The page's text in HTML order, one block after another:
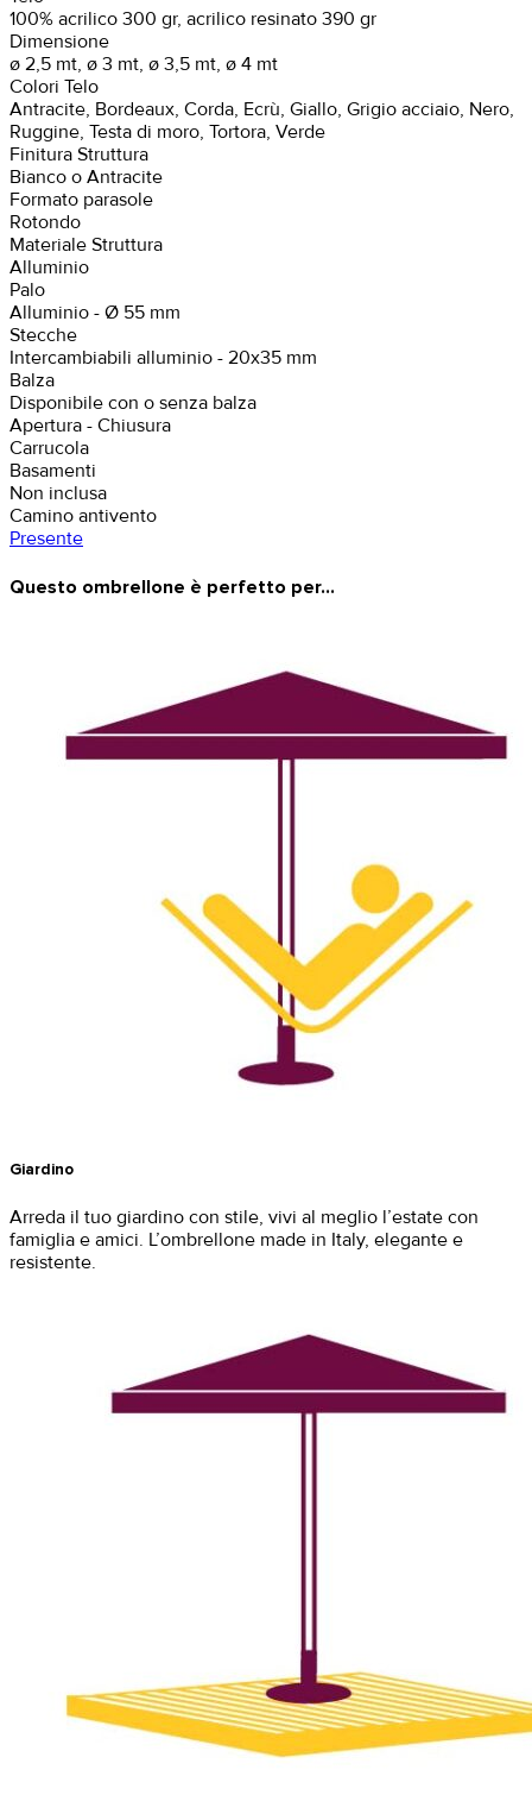
100% acrilico 300 gr, acrilico resinato 390 gr
Dimensione
ø 2,5 mt, ø 3 mt, ø 3,5 mt, ø 4 mt
Colori Telo
Antracite, Bordeaux, Corda, Ecrù, Giallo, Grigio acciaio, Nero,
Ruggine, Testa di moro, Tortora, Verde
Finitura Struttura
Bianco o Antracite
Formato parasole
Rotondo
Materiale Struttura
Alluminio
Palo
Alluminio - Ø 55 mm
Stecche
Intercambiabili alluminio - 20x35 mm
Balza
Disponibile con o senza balza
Apertura - Chiusura
Carrucola
Basamenti
Non inclusa
Camino antivento
Presente
Questo ombrellone è perfetto per...
Giardino
Arreda il tuo giardino con stile, vivi al meglio l’estate con
famiglia e amici. L’ombrellone made in Italy, elegante e
resistente.